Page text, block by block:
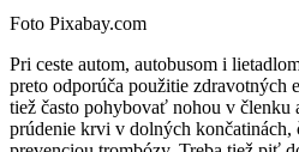
Foto Pixabay.com
Pri ceste autom, autobusom i
preto odporúča použitie zdravotných
tiež často pohybovať nohou v členku
prúdenie krvi v dolných končatinách,